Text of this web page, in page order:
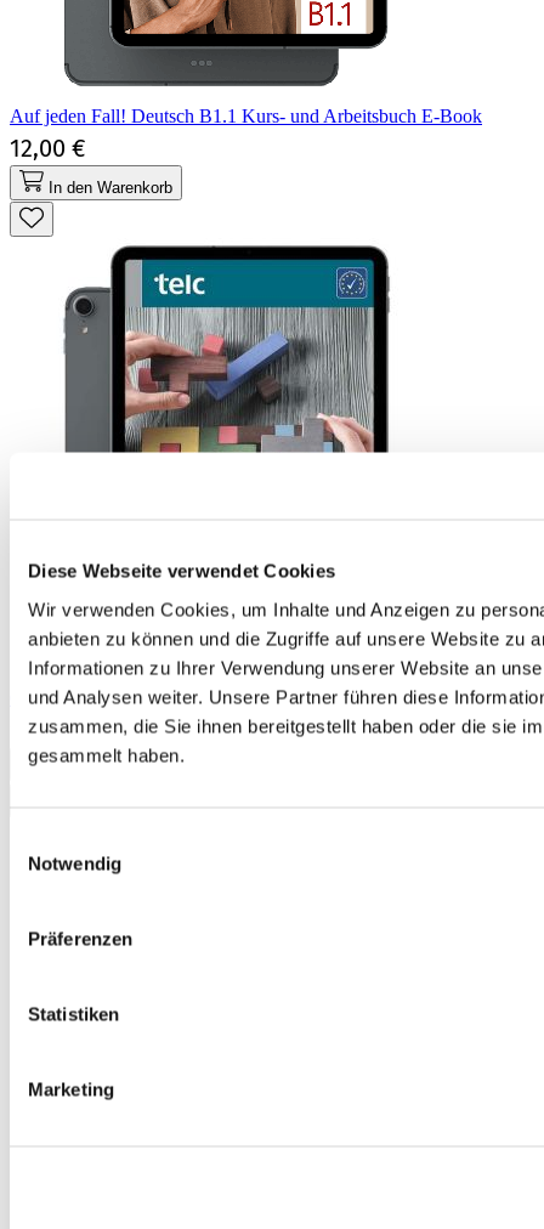
Diese Webseite verwendet Cookies
Wir verwenden Cookies, um Inhalte und Anzeigen zu
anbieten zu können und die Zugriffe auf unsere Website zu
Informationen zu Ihrer Verwendung unserer Website an
und Analysen weiter. Unsere Partner führen diese
zusammen, die Sie ihnen bereitgestellt haben oder die sie
gesammelt haben.
Notwendig
Präferenzen
Statistiken
Marketing
Auf jeden Fall! Deutsch B1.1 Kurs- und Arbeitsbuch E-Book
12,00 €
In den Warenkorb
Grammatiktraining Deutsch für A1-B1 E-Book
9,90 €